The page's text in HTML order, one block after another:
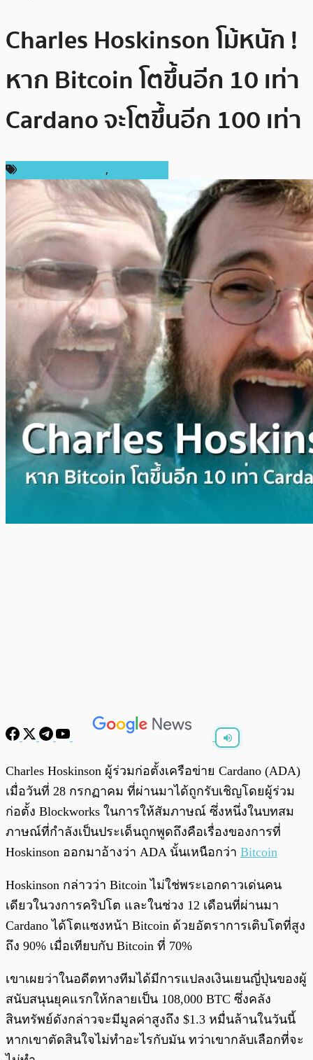
Charles Hoskinson โม้หนัก !
หาก Bitcoin โตขึ้นอีก 10 เท่า
Cardano จะโตขึ้นอีก 100 เท่า
,
Charles Hoskinson ผู้ร่วมก่อตั้งเครือข่าย Cardano (ADA)
เมื่อวันที่ 28 กรกฏาคม ที่ผ่านมาได้ถูกรับเชิญโดยผู้ร่วม
ก่อตั้ง Blockworks ในการให้สัมภาษณ์ ซึ่งหนึ่งในบทสม
ภาษณ์ที่กำลังเป็นประเด็นถูกพูดถึงคือเรื่องของการที่
Hoskinson ออกมาอ้างว่า ADA นั้นเหนือกว่า Bitcoin
Hoskinson กล่าวว่า Bitcoin ไม่ใช่พระเอกดาวเด่นคน
เดียวในวงการคริปโต และในช่วง 12 เดือนที่ผ่านมา
Cardano ได้โตแซงหน้า Bitcoin ด้วยอัตราการเติบโตที่สูง
ถึง 90% เมื่อเทียบกับ Bitcoin ที่ 70%
เขาเผยว่าในอดีตทางทีมได้มีการแปลงเงินเยนญี่ปุ่นของผู้
สนับสนุนยุคแรกให้กลายเป็น 108,000 BTC ซึ่งคลัง
สินทรัพย์ดังกล่าวจะมีมูลค่าสูงถึง $1.3 หมื่นล้านในวันนี้
หากเขาตัดสินใจไม่ทำอะไรกับมัน ทว่าเขากลับเลือกที่จะ